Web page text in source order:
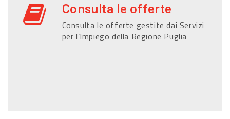
Consulta le offerte
Consulta le offerte gestite dai Servizi
per l’Impiego della Regione Puglia